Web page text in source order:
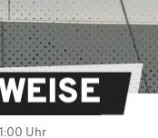
Uhr